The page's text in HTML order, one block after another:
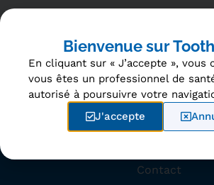
Accueil
Disciplines
Contact
Bienvenue sur
En cliquant sur « J’accepte », vous
vous êtes un professionnel de
autorisé à poursuivre votre
J'accepte